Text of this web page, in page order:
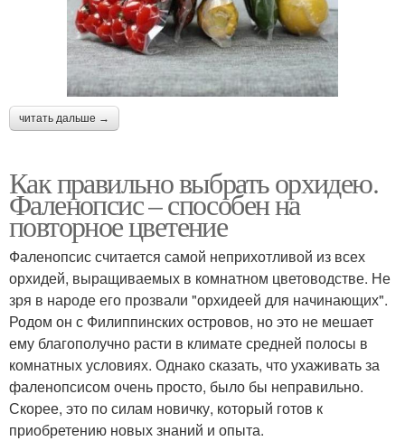
читать дальше →
Как правильно выбрать орхидею.
Фаленопсис – способен на
повторное цветение
Фаленопсис считается самой неприхотливой из всех
орхидей, выращиваемых в комнатном цветоводстве. Не
зря в народе его прозвали "орхидеей для начинающих".
Родом он с Филиппинских островов, но это не мешает
ему благополучно расти в климате средней полосы в
комнатных условиях. Однако сказать, что ухаживать за
фаленопсисом очень просто, было бы неправильно.
Скорее, это по силам новичку, который готов к
приобретению новых знаний и опыта.